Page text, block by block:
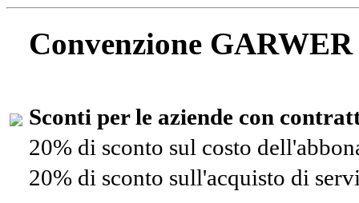
Convenzione
Sconti per le aziende con
20% di sconto sul costo
20% di sconto sull'acquisto di